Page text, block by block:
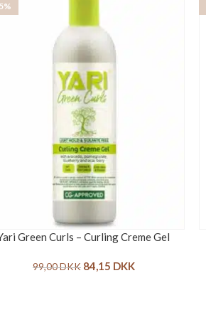
Green Curls – Curling Creme Gel
99,00DKK 84,15 DKK